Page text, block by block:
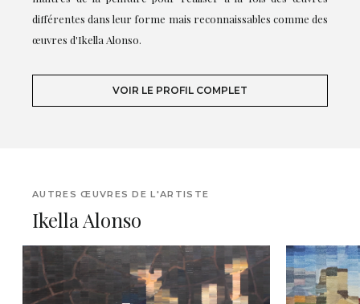
différentes dans leur forme mais reconnaissables comme des
œuvres d'Ikella Alonso.
VOIR LE PROFIL COMPLET
AUTRES ŒUVRES DE L'ARTISTE
Ikella Alonso